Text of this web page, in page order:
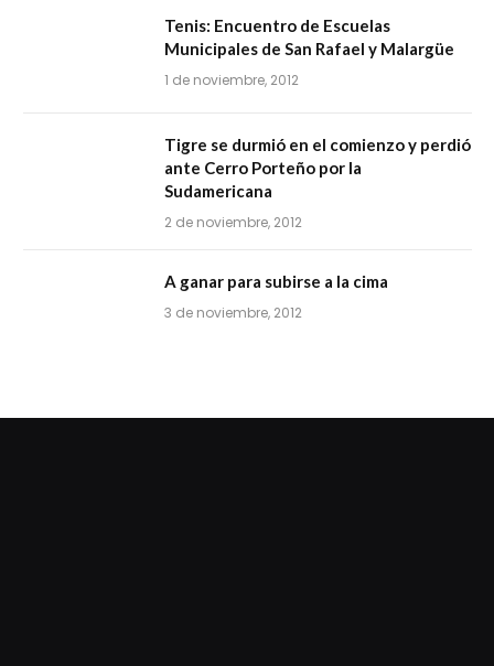
Tenis: Encuentro de Escuelas
Municipales de San Rafael y Malargüe
1 de noviembre, 2012
Tigre se durmió en el comienzo y perdió
ante Cerro Porteño por la
Sudamericana
2 de noviembre, 2012
A ganar para subirse a la cima
3 de noviembre, 2012